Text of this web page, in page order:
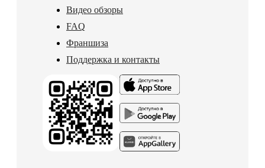
Видео обзоры
FAQ
Франшиза
Поддержка и контакты